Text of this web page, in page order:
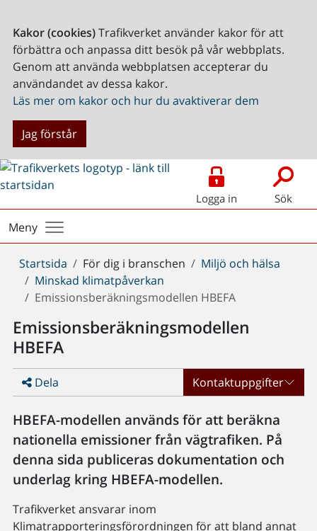
Kakor (cookies)Trafikverket använder kakor för att
förbättra och anpassa ditt besök på vår webbplats.
Genom att använda webbplatsen accepterar du
användandet av dessa kakor.
Läs mer om kakor och hur du avaktiverar dem
Jag förstår
Logga in Sök
Meny
Du
är
här:
Startsida För dig i branschen
Miljö och hälsa
Minskad klimatpåverkan
Emissionsberäkningsmodellen HBEFA
Emissionsberäkningsmodellen
HBEFA
Dela Kontaktuppgifter
HBEFA-modellen används för att beräkna
nationella emissioner från vägtrafiken. På
denna sida publiceras dokumentation och
underlag kring HBEFA-modellen.
Trafikverket ansvarar inom
Klimatrapporteringsförordningen för att bland annat